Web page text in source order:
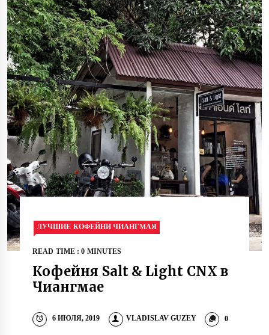
ЛУЧШИЕ КОФЕЙНИ ЧИАНГМАЯ
READ TIME : 0 MINUTES
Кофейня Salt & Light CNX в
Чиангмае
6 ИЮЛЯ, 2019 VLADISLAV GUZEY 0